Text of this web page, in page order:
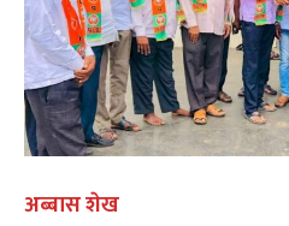
अब्बास शेख